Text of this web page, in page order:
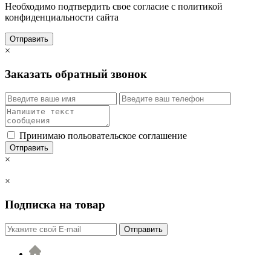
Необходимо подтвердить свое согласие с политикой
конфиденциальности сайта
Отправить
×
Заказать обратный звонок
Принимаю польовательское соглашение
Отправить
×
×
Подписка на товар
Отправить